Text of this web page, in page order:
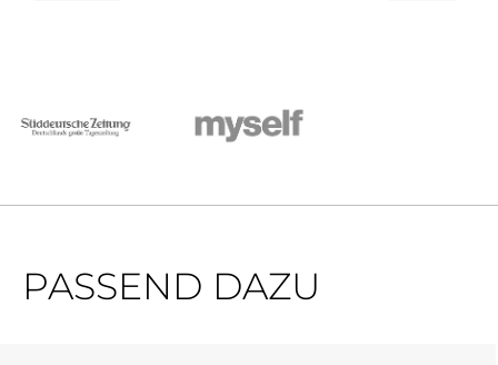
PASSEND DAZU